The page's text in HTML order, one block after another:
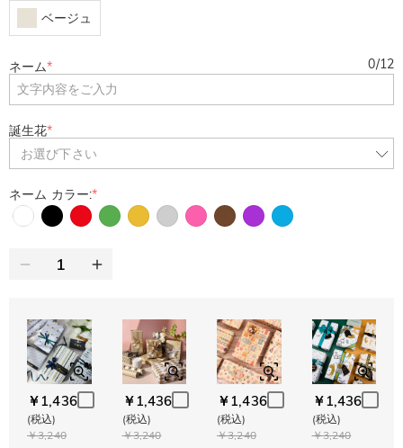
ベージュ
ネーム* 0/12
誕生花*
お選び下さい
ネーム カラー:*
￥1,436
(税込)
￥3,240
￥1,436
(税込)
￥3,240
￥1,436
(税込)
￥3,240
￥1,436
(税込)
￥3,240